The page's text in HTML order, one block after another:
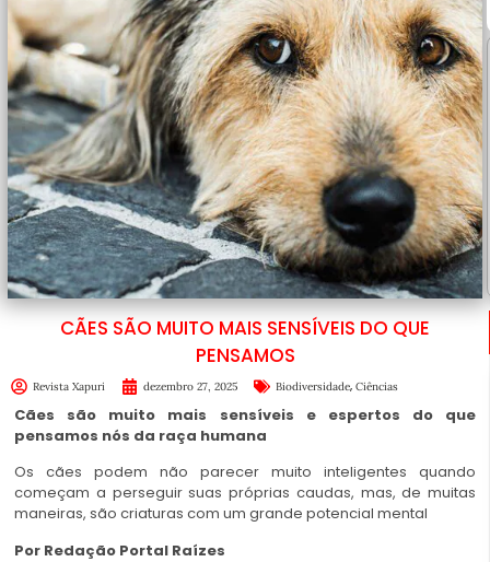
CÃES SÃO MUITO MAIS SENSÍVEIS DO QUE
PENSAMOS
Revista Xapuri dezembro 27, 2025 Biodiversidade, Ciências
Cães são muito mais sensíveis e espertos do que
pensamos nós da raça humana
Os cães podem não parecer muito inteligentes quando
começam a perseguir suas próprias caudas, mas, de muitas
maneiras, são criaturas com um grande potencial mental
Por Redação Portal Raízes